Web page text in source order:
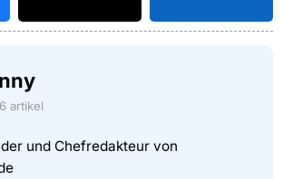
artikel
und Chefredakteur von